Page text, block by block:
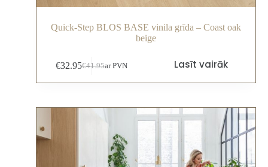
Quick-Step BLOS BASE vinila grīda – Coast oak
beige
€41.95
€32.95 ar PVN Lasīt vairāk